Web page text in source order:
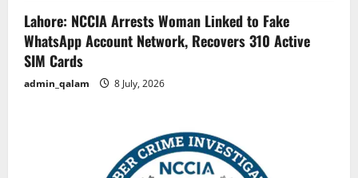
Lahore: NCCIA Arrests Woman Linked to Fake
WhatsApp Account Network, Recovers 310 Active
SIM Cards
admin_qalam 8 July, 2026